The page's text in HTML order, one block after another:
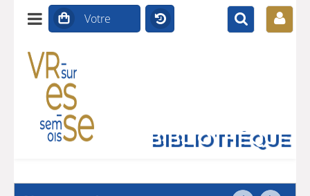
BIBLIOTHÈQUE